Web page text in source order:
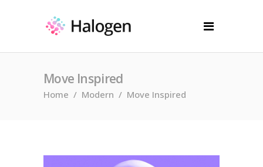
Move Inspired
Home / Modern / Move Inspired